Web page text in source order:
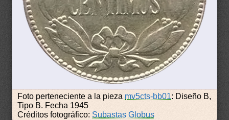
Foto perteneciente a la pieza mv5cts-bb01: Diseño B,
Tipo B. Fecha 1945
Créditos fotográfico:Subastas Globus